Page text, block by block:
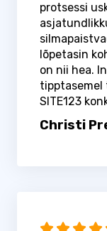
protsessi
lõpetasin
on nii hea.
tipptasemel
SITE123
Christi